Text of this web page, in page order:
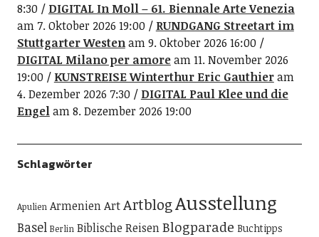
8:30
DIGITAL In Moll – 61. Biennale Arte Venezia
am 7. Oktober 2026 19:00
RUNDGANG Streetart im
Stuttgarter Westenam 9. Oktober 2026 16:00
DIGITAL Milano per amoream 11. November 2026
19:00
KUNSTREISE Winterthur Eric Gauthieram
4. Dezember 2026 7:30
DIGITAL Paul Klee und die
Engelam 8. Dezember 2026 19:00
Schlagwörter
Apulien ArmenienArtArtblogAusstellung
Basel Berlin Biblische ReisenBlogparade Buchtipps